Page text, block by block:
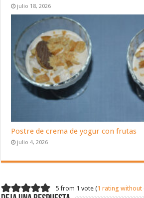
julio 18, 2026
Postre de crema de yogur con frutas
julio 4, 2026
5 from 1 vote (1 rating without